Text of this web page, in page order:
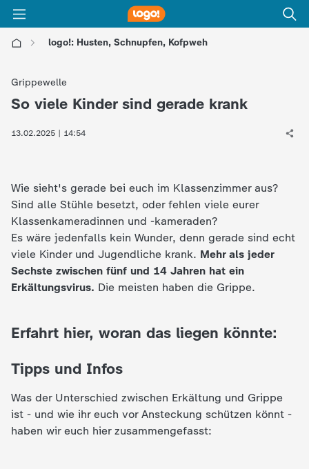
logo!: Husten, Schnupfen, Kofpweh
o
g
d
K
n
Grippewelle
:
So viele Kinder sind gerade krank
13.02.2025 | 14:54
Wie sieht's gerade bei euch im Klassenzimmer aus?
Sind alle Stühle besetzt, oder fehlen viele eurer
Klassenkameradinnen und -kameraden?
Es wäre jedenfalls kein Wunder, denn gerade sind echt
viele Kinder und Jugendliche krank. Mehr als jeder
Sechste zwischen fünf und 14 Jahren hat ein
Erkältungsvirus. Die meisten haben die Grippe.
Erfahrt hier, woran das liegen könnte:
Tipps und Infos
Was der Unterschied zwischen Erkältung und Grippe
ist - und wie ihr euch vor Ansteckung schützen könnt -
haben wir euch hier zusammengefasst: